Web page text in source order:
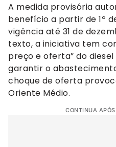
A medida provisória
benefício a partir de 1º
vigência até 31 de
texto, a iniciativa tem
preço e oferta” do
garantir o
choque de oferta
Oriente Médio.
CONTINUA